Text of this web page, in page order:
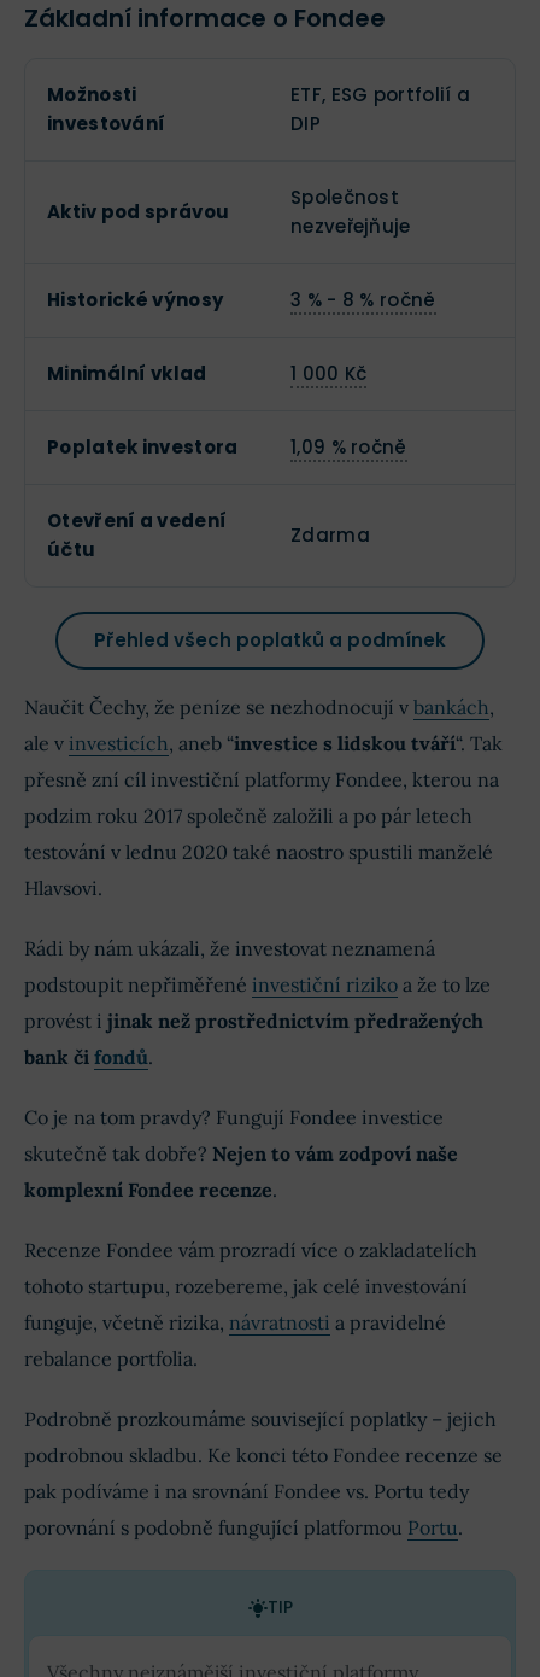
Základní informace o Fondee
Možnosti
investování
ETF, ESG portfolií a
DIP
Aktiv pod správou
Společnost
nezveřejňuje
Historické výnosy 3 % - 8 % ročně
Minimální vklad 1 000 Kč
Poplatek investora 1,09 % ročně
Otevření a vedení
účtu
Zdarma
Přehled všech poplatků a podmínek
Naučit Čechy, že peníze se nezhodnocují v bankách,
ale v investicích, aneb “investice s lidskou tváří“. Tak
přesně zní cíl investiční platformy Fondee, kterou na
podzim roku 2017 společně založili a po pár letech
testování v lednu 2020 také naostro spustili manželé
Hlavsovi.
Rádi by nám ukázali, že investovat neznamená
podstoupit nepřiměřené investiční riziko a že to lze
provést i jinak než prostřednictvím předražených
bank či fondů.
Co je na tom pravdy? Fungují Fondee investice
skutečně tak dobře? Nejen to vám zodpoví naše
komplexní Fondee recenze.
Recenze Fondee vám prozradí více o zakladatelích
tohoto startupu, rozebereme, jak celé investování
funguje, včetně rizika, návratnosti a pravidelné
rebalance portfolia.
Podrobně prozkoumáme související poplatky – jejich
podrobnou skladbu. Ke konci této Fondee recenze se
pak podíváme i na srovnání Fondee vs. Portu tedy
porovnání s podobně fungující platformou Portu.
TIP
Všechny nejznámější investiční platformy